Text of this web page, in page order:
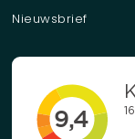
Nieuwsbrief